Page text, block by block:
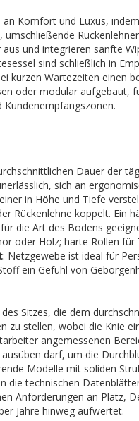
Komfort und Luxus,
und integrieren sanfte
sind schließlich in
kurzen Wartezeiten einen
oder modular aufgebaut,
Dauer der
sich an
in Höhe und Tiefe
Rückenlehne koppelt. Ein
die Art des Bodens
oder Holz; harte Rollen für
: Netzgewebe ist ideal für
ein Gefühl von
Sitzes, die dem
stellen, wobei die Knie
angemessenen
darf, um die
Modelle mit soliden
die technischen
Anforderungen an Platz,
Jahre hinweg aufwertet.